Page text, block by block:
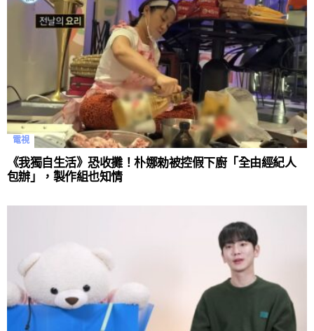
電視
《我獨自生活》恐收攤！朴娜勑被控假下廚「全由經紀人
包辦」，製作組也知情